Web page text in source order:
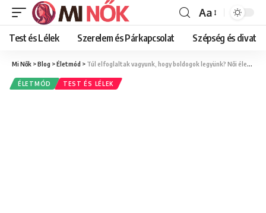
Font
Resizer
Aa
Test és Lélek Szerelem és Párkapcsolat Szépség és divat
Mi Nők >Blog >Életmód > Túl elfoglaltak vagyunk, hogy boldogok legyünk? Női életmód-tippek a stressz csökkentéséhez
ÉLETMÓD TEST ÉS LÉLEK